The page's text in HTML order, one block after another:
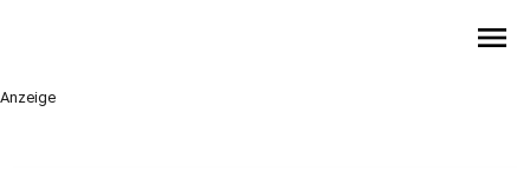
menu
Anzeige